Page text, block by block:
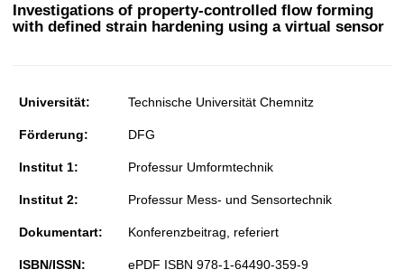
Investigations of property-controlled flow forming
with defined strain hardening using a virtual sensor
Universität: Technische Universität Chemnitz
Förderung: DFG
Institut 1: Professur Umformtechnik
Institut 2: Professur Mess- und Sensortechnik
Dokumentart: Konferenzbeitrag, referiert
ISBN/ISSN: ePDF ISBN 978-1-64490-359-9